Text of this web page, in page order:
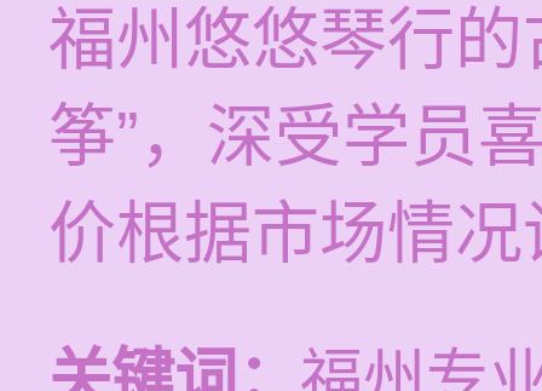
福州悠悠琴行
筝”，深受学员
价根据市场情